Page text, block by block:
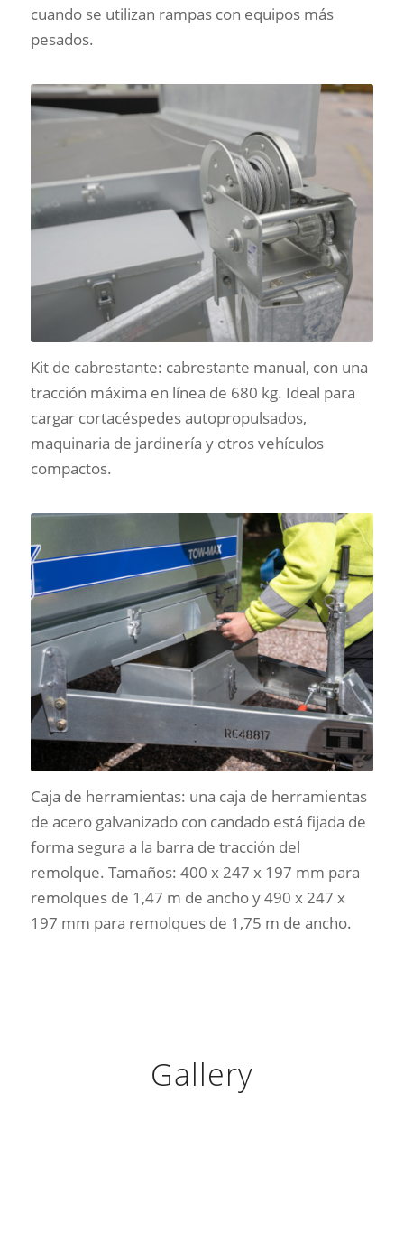
cuando se utilizan rampas con equipos más
pesados.
Kit de cabrestante: cabrestante manual, con una
tracción máxima en línea de 680 kg. Ideal para
cargar cortacéspedes autopropulsados,
maquinaria de jardinería y otros vehículos
compactos.
Caja de herramientas: una caja de herramientas
de acero galvanizado con candado está fijada de
forma segura a la barra de tracción del
remolque. Tamaños: 400 x 247 x 197 mm para
remolques de 1,47 m de ancho y 490 x 247 x
197 mm para remolques de 1,75 m de ancho.
Gallery